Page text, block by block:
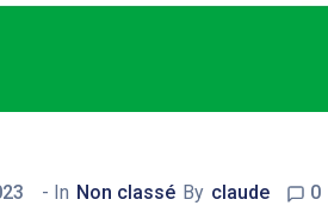
- In Non classé By claude 0